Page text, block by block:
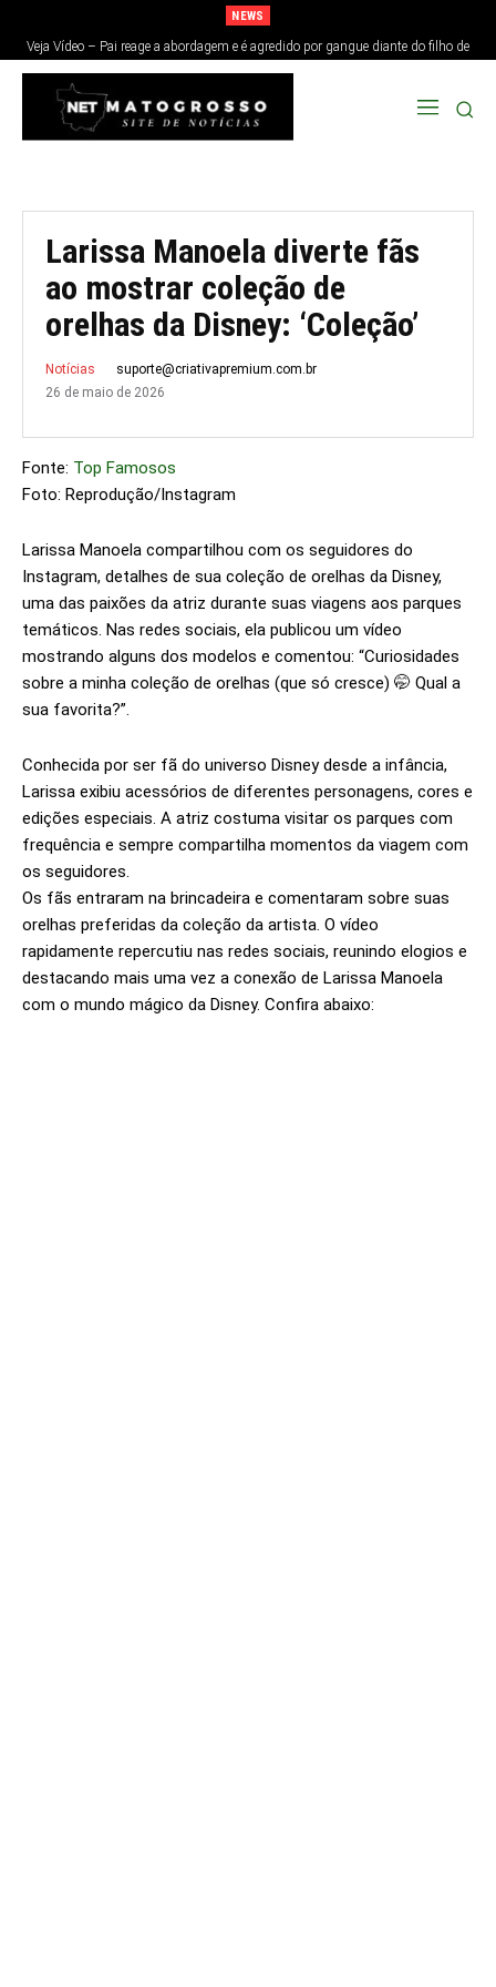
NEWS
Veja Vídeo – Pai reage a abordagem e é agredido por gangue diante do filho de
9 anos em SP
Larissa Manoela diverte fãs
ao mostrar coleção de
orelhas da Disney: ‘Coleção’
Notícias
suporte@criativapremium.com.br
26 de maio de 2026
Fonte: Top Famosos
Foto: Reprodução/Instagram
Larissa Manoela compartilhou com os seguidores do
Instagram, detalhes de sua coleção de orelhas da Disney,
uma das paixões da atriz durante suas viagens aos parques
temáticos. Nas redes sociais, ela publicou um vídeo
mostrando alguns dos modelos e comentou: “Curiosidades
sobre a minha coleção de orelhas (que só cresce) 🤭 Qual a
sua favorita?”.
Conhecida por ser fã do universo Disney desde a infância,
Larissa exibiu acessórios de diferentes personagens, cores e
edições especiais. A atriz costuma visitar os parques com
frequência e sempre compartilha momentos da viagem com
os seguidores.
Os fãs entraram na brincadeira e comentaram sobre suas
orelhas preferidas da coleção da artista. O vídeo
rapidamente repercutiu nas redes sociais, reunindo elogios e
destacando mais uma vez a conexão de Larissa Manoela
com o mundo mágico da Disney. Confira abaixo: